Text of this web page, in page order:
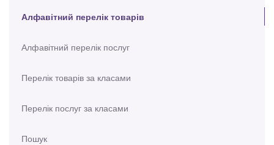
Алфавітний перелік товарів
Алфавітний перелік послуг
Перелік товарів за класами
Перелік послуг за класами
Пошук